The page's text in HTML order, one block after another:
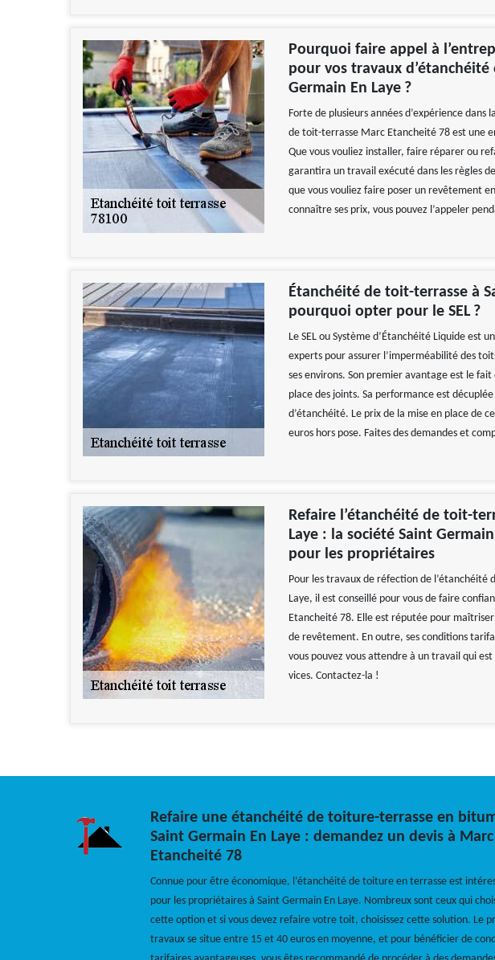
Pourquoi faire appel à
pour vos travaux
Germain En Laye ?
Forte de plusieurs années d’expérience
de toit-terrasse Marc Etancheité 78 est une
Que vous vouliez installer, faire réparer ou
garantira un travail exécuté dans les règles
que vous vouliez faire poser un revêtement
connaître ses prix, vous pouvez l’appeler
Étanchéité de toit-terrasse à
pourquoi opter pour le SEL ?
Le SEL ou Système d’Étanchéité Liquide est
experts pour assurer l’imperméabilité des
ses environs. Son premier avantage est le fait
place des joints. Sa performance est
d’étanchéité. Le prix de la mise en place de
euros hors pose. Faites des demandes et
Refaire l’étanchéité de toit-
Laye : la société Saint
pour les propriétaires
Pour les travaux de réfection de
Laye, il est conseillé pour vous de faire
Etancheité 78. Elle est réputée pour
de revêtement. En outre, ses conditions
vous pouvez vous attendre à un travail qui
vices. Contactez-la !
Refaire une étanchéité de toiture-terrasse en
Saint Germain En Laye : demandez un devis à Marc
Etancheité 78
Connue pour être économique, l’étanchéité de toiture en terrasse est
pour les propriétaires à Saint Germain En Laye. Nombreux sont ceux qui
cette option et si vous devez refaire votre toit, choisissez cette solution. Le
travaux se situe entre 15 et 40 euros en moyenne, et pour bénéficier de